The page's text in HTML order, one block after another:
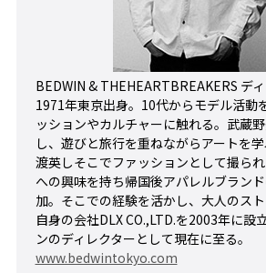
BEDWIN & THEHEARTBREAKERS デ
1971年東京出身。10代からモデル活動
ッションやカルチャーに触れる。武蔵
し、遊びと旅行を重ねながらアートを学
渡英しそこでファッションとして撮ら
への興味を持ち帰国後アパレルブラン
加。そこでの経験を活かし、大人のス
自身の会社DLX CO.,LTD.を2003年に設
ンのディレクターとして現在に至る。
www.bedwintokyo.com